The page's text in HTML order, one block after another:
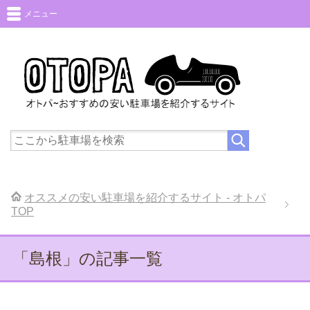
メニュー
オススメの安い駐車場を紹介するサイト - オトパ
TOP
「島根」の記事一覧